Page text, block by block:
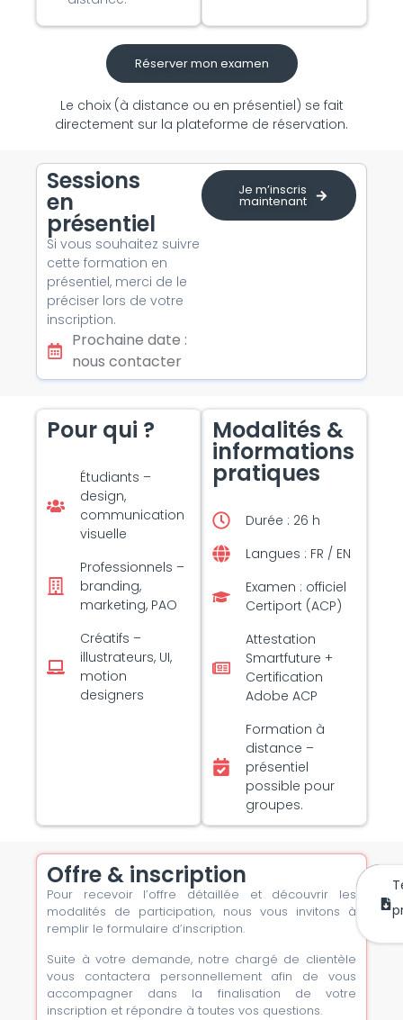
Réserver mon examen
Le choix (à distance ou en présentiel) se fait
directement sur la plateforme de réservation.
Sessions
en
présentiel
Si vous souhaitez suivre
cette formation en
présentiel, merci de le
préciser lors de votre
inscription.
Prochaine date :
nous contacter
Je m’inscris
maintenant
Pour qui ?
Étudiants –
design,
communication
visuelle
Professionnels –
branding,
marketing, PAO
Créatifs –
illustrateurs, UI,
motion
designers
Modalités &
informations
pratiques
Durée : 26 h
Langues : FR / EN
Examen : officiel
Certiport (ACP)
Attestation
Smartfuture +
Certification
Adobe ACP
Formation à
distance –
présentiel
possible pour
groupes.
Offre & inscription
Pour recevoir l’offre détaillée et découvrir les
modalités de participation, nous vous invitons à
remplir le formulaire d’inscription.
Suite à votre demande, notre chargé de clientèle
vous contactera personnellement afin de vous
accompagner dans la finalisation de votre
inscription et répondre à toutes vos questions.